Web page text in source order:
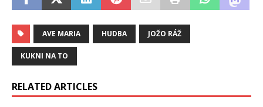
AVE MARIA HUDBA JOŽO RÁŽ
KUKNI NA TO
RELATED ARTICLES